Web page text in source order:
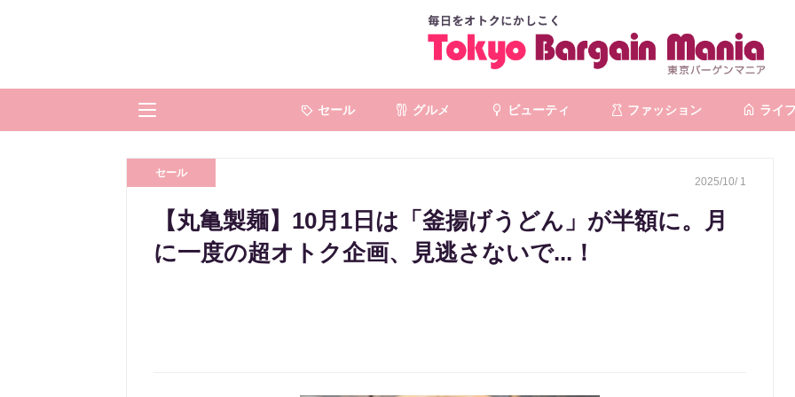
セール グルメ ビューティ ファッション ライフ
セール
2025/10/ 1
【丸亀製麺】10月1日は「釜揚げうどん」が半額に。月
に一度の超オトク企画、見逃さないで...！